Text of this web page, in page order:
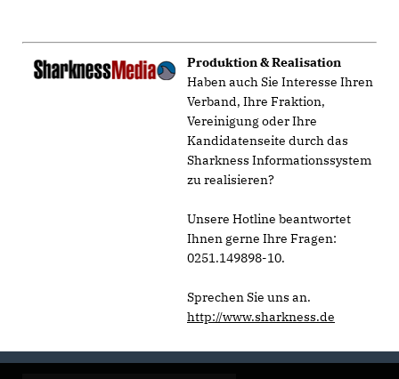
Produktion & Realisation
Haben auch Sie Interesse Ihren
Verband, Ihre Fraktion,
Vereinigung oder Ihre
Kandidatenseite durch das
Sharkness Informationssystem
zu realisieren?
Unsere Hotline beantwortet
Ihnen gerne Ihre Fragen:
0251.149898-10.
Sprechen Sie uns an.
http://www.sharkness.de